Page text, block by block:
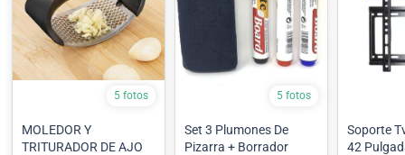
5 fotos
MOLEDOR Y
TRITURADOR DE AJO
5 fotos
Set 3 Plumones De
Pizarra + Borrador
Soporte
42